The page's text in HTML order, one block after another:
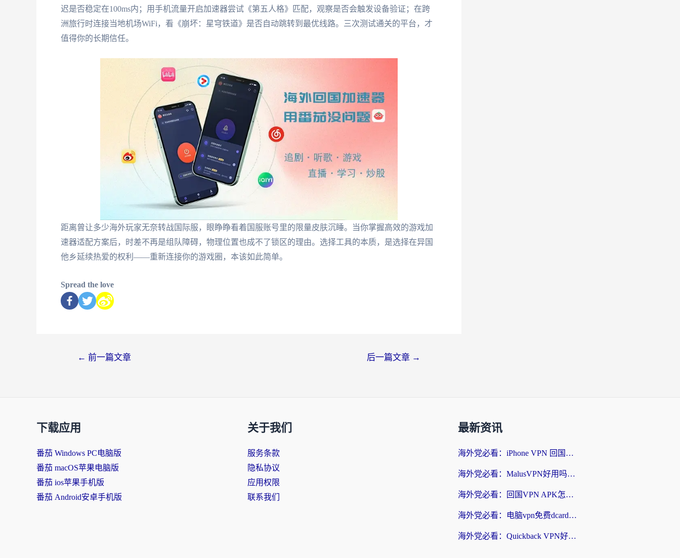
迟是否稳定在100ms内；用手机流量开启加速器尝试《第五人格》匹配，观察是否会触发设备验证；在跨
洲旅行时连接当地机场WiFi，看《崩坏：星穹铁道》是否自动跳转到最优线路。三次测试通关的平台，才
值得你的长期信任。
距离曾让多少海外玩家无奈转战国际服，眼睁睁看着国服账号里的限量皮肤沉睡。当你掌握高效的游戏加
速器适配方案后，时差不再是组队障碍，物理位置也成不了锁区的理由。选择工具的本质，是选择在异国
他乡延续热爱的权利——重新连接你的游戏圈，本该如此简单。
Spread the love
← 前一篇文章 后一篇文章 →
下载应用
番茄 Windows PC电脑版
番茄 macOS苹果电脑版
番茄 ios苹果手机版
番茄 Android安卓手机版
关于我们
服务条款
隐私协议
应用权限
联系我们
最新资讯
海外党必看：iPhone VPN 回国怎么选？一篇搞定无缝访问国内资源
海外党必看：MalusVPN好用吗？和畅游VPN对比哪个回国效果更好？附穿梭飞鱼神龟真实体验
海外党必看：回国VPN APK怎么选？3步教你无缝刷国内剧玩国服
海外党必看：电脑vpn免费dcard真的靠谱吗？教你选对回国加速器无缝访问国内资源
海外党必看：Quickback VPN好用吗？和小黑牛VPN对比哪个回国效果更好？附真实体验+避坑指南